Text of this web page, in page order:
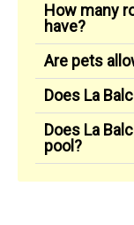
How many
have?
Are pets
Does La
Does La
pool?